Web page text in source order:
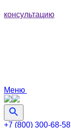
консультацию
Меню
+7 (800) 300-68-58